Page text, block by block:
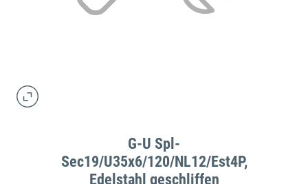
G-U Spl-
Sec19/U35x6/120/NL12/Est4P,
Edelstahl geschliffen